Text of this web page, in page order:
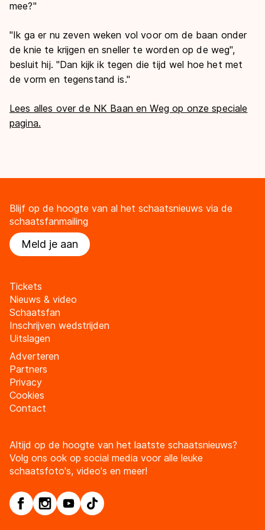
mee?"
"Ik ga er nu zeven weken vol voor om de baan onder
de knie te krijgen en sneller te worden op de weg",
besluit hij. "Dan kijk ik tegen die tijd wel hoe het met
de vorm en tegenstand is."
Lees alles over de NK Baan en Weg op onze speciale
pagina.
Blijf op de hoogte van al het schaatsnieuws via de
schaatsfanmailing
Meld je aan
Tickets
Nieuws & video
Schaatsfan
Inschrijven wedstrijden
Uitslagen
Adverteren
Partners
Privacy
Cookies
Contact
Altijd op de hoogte van het laatste schaatsnieuws?
Volg ons ook op social media voor alle leuke
schaatsfoto's, video's en meer!